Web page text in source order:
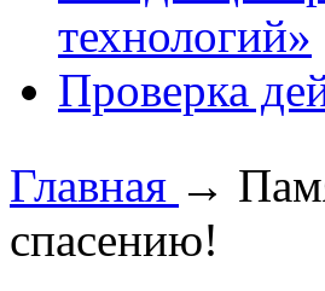
технологий»
Проверка
Главная →
спасению!